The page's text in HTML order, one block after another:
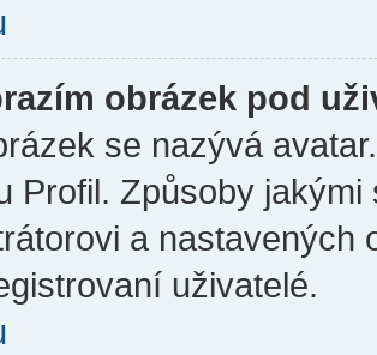
obrázek pod
se nazývá
Profil. Způsoby
a nastavených
uživatelé.